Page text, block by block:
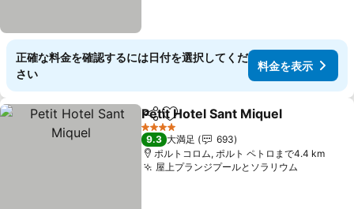
正確な料金を確認するには日付を選択してくだ
さい
料金を表示
シェアお気に入りに追加
Petit Hotel Sant Miquel
4 ホテルのランク
9.3 大満足
693
ポルトコロム, ポルト ペトロまで4.4 km
屋上プランジプールとソラリウム